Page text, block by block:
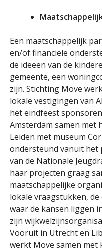
Een maatschappelijk
en/of financiële
de ideeën van de
gemeente, een
zijn. Stichting Move
lokale vestigingen van
het eindfeest
Amsterdam samen met
Leiden met museum
ondersteund vanuit het
van de Nationale
haar projecten graag
maatschappelijke
lokale vraagstukken,
waar de kansen liggen
zijn
Vooruit in Utrecht en
werkt Move samen